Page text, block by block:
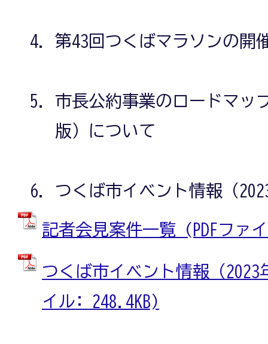
第43回つくばマラソンの開
市長公約事業のロードマッ
版）について
つくば市イベント情報（
記者会見案件一覧 (PDFファ
つくば市イベント情報（2023
イル: 248.4KB)